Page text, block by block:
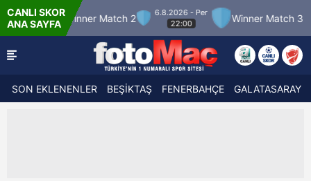
CANLI SKOR
ANA SAYFA
Winner Match 2
6.8.2026 - Per
22:00
Winner Match 3 Boluspor
SON EKLENENLER BEŞİKTAŞ FENERBAHÇE GALATASARAY